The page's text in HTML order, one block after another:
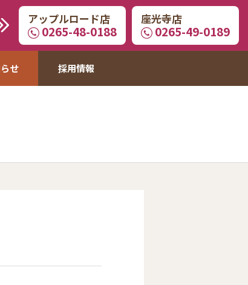
アップルロード店
0265-48-0188
座光寺店
0265-49-0189
せ 採用情報